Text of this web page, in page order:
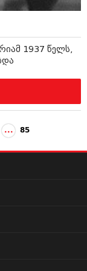
1937 წელს,
... 85